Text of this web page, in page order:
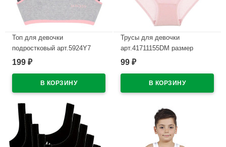
Топ для девочки
подростковый арт.5924Y7
размер 40/164-170 (14/15)
спандекс хлопок
199 ₽
Трусы для девочки
арт.41711155DM размер
32/122-128 (6/7) цвет ассорти
99 ₽